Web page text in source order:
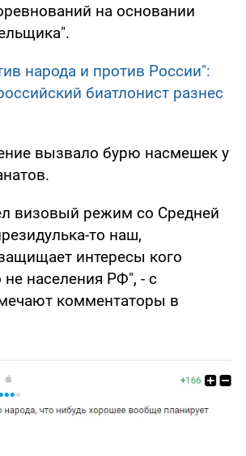
на основании
народа и против России":
биатлонист разнес
вызвало бурю насмешек у
визовый режим со Средней
то наш,
интересы кого
не населения РФ", - с
комментаторы в